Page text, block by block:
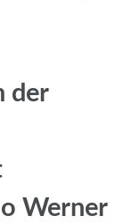
der
Werner